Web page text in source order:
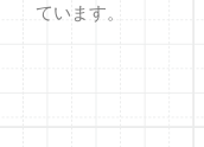
ています。